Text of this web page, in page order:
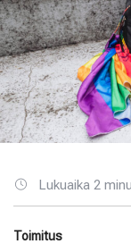
Lukuaika 2
Toimitus